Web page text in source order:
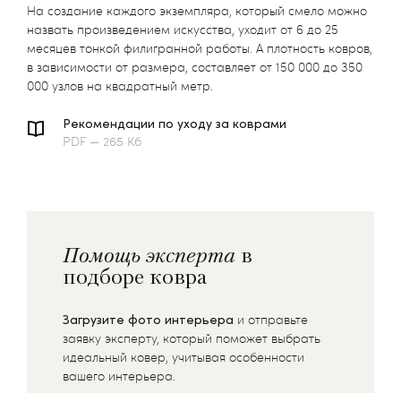
На создание каждого экземпляра, который смело можно
назвать произведением искусства, уходит от 6 до 25
месяцев тонкой филигранной работы. А плотность ковров,
в зависимости от размера, составляет от 150 000 до 350
000 узлов на квадратный метр.
Рекомендации по уходу за коврами
PDF — 265 Кб
Помощь эксперта в
подборе ковра
Загрузите фото интерьера и отправьте
заявку эксперту, который поможет выбрать
идеальный ковер, учитывая особенности
вашего интерьера.